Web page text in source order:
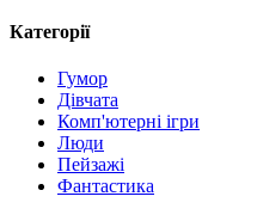
Категорії
Гумор
Дівчата
Комп'ютерні ігри
Люди
Пейзажі
Фантастика